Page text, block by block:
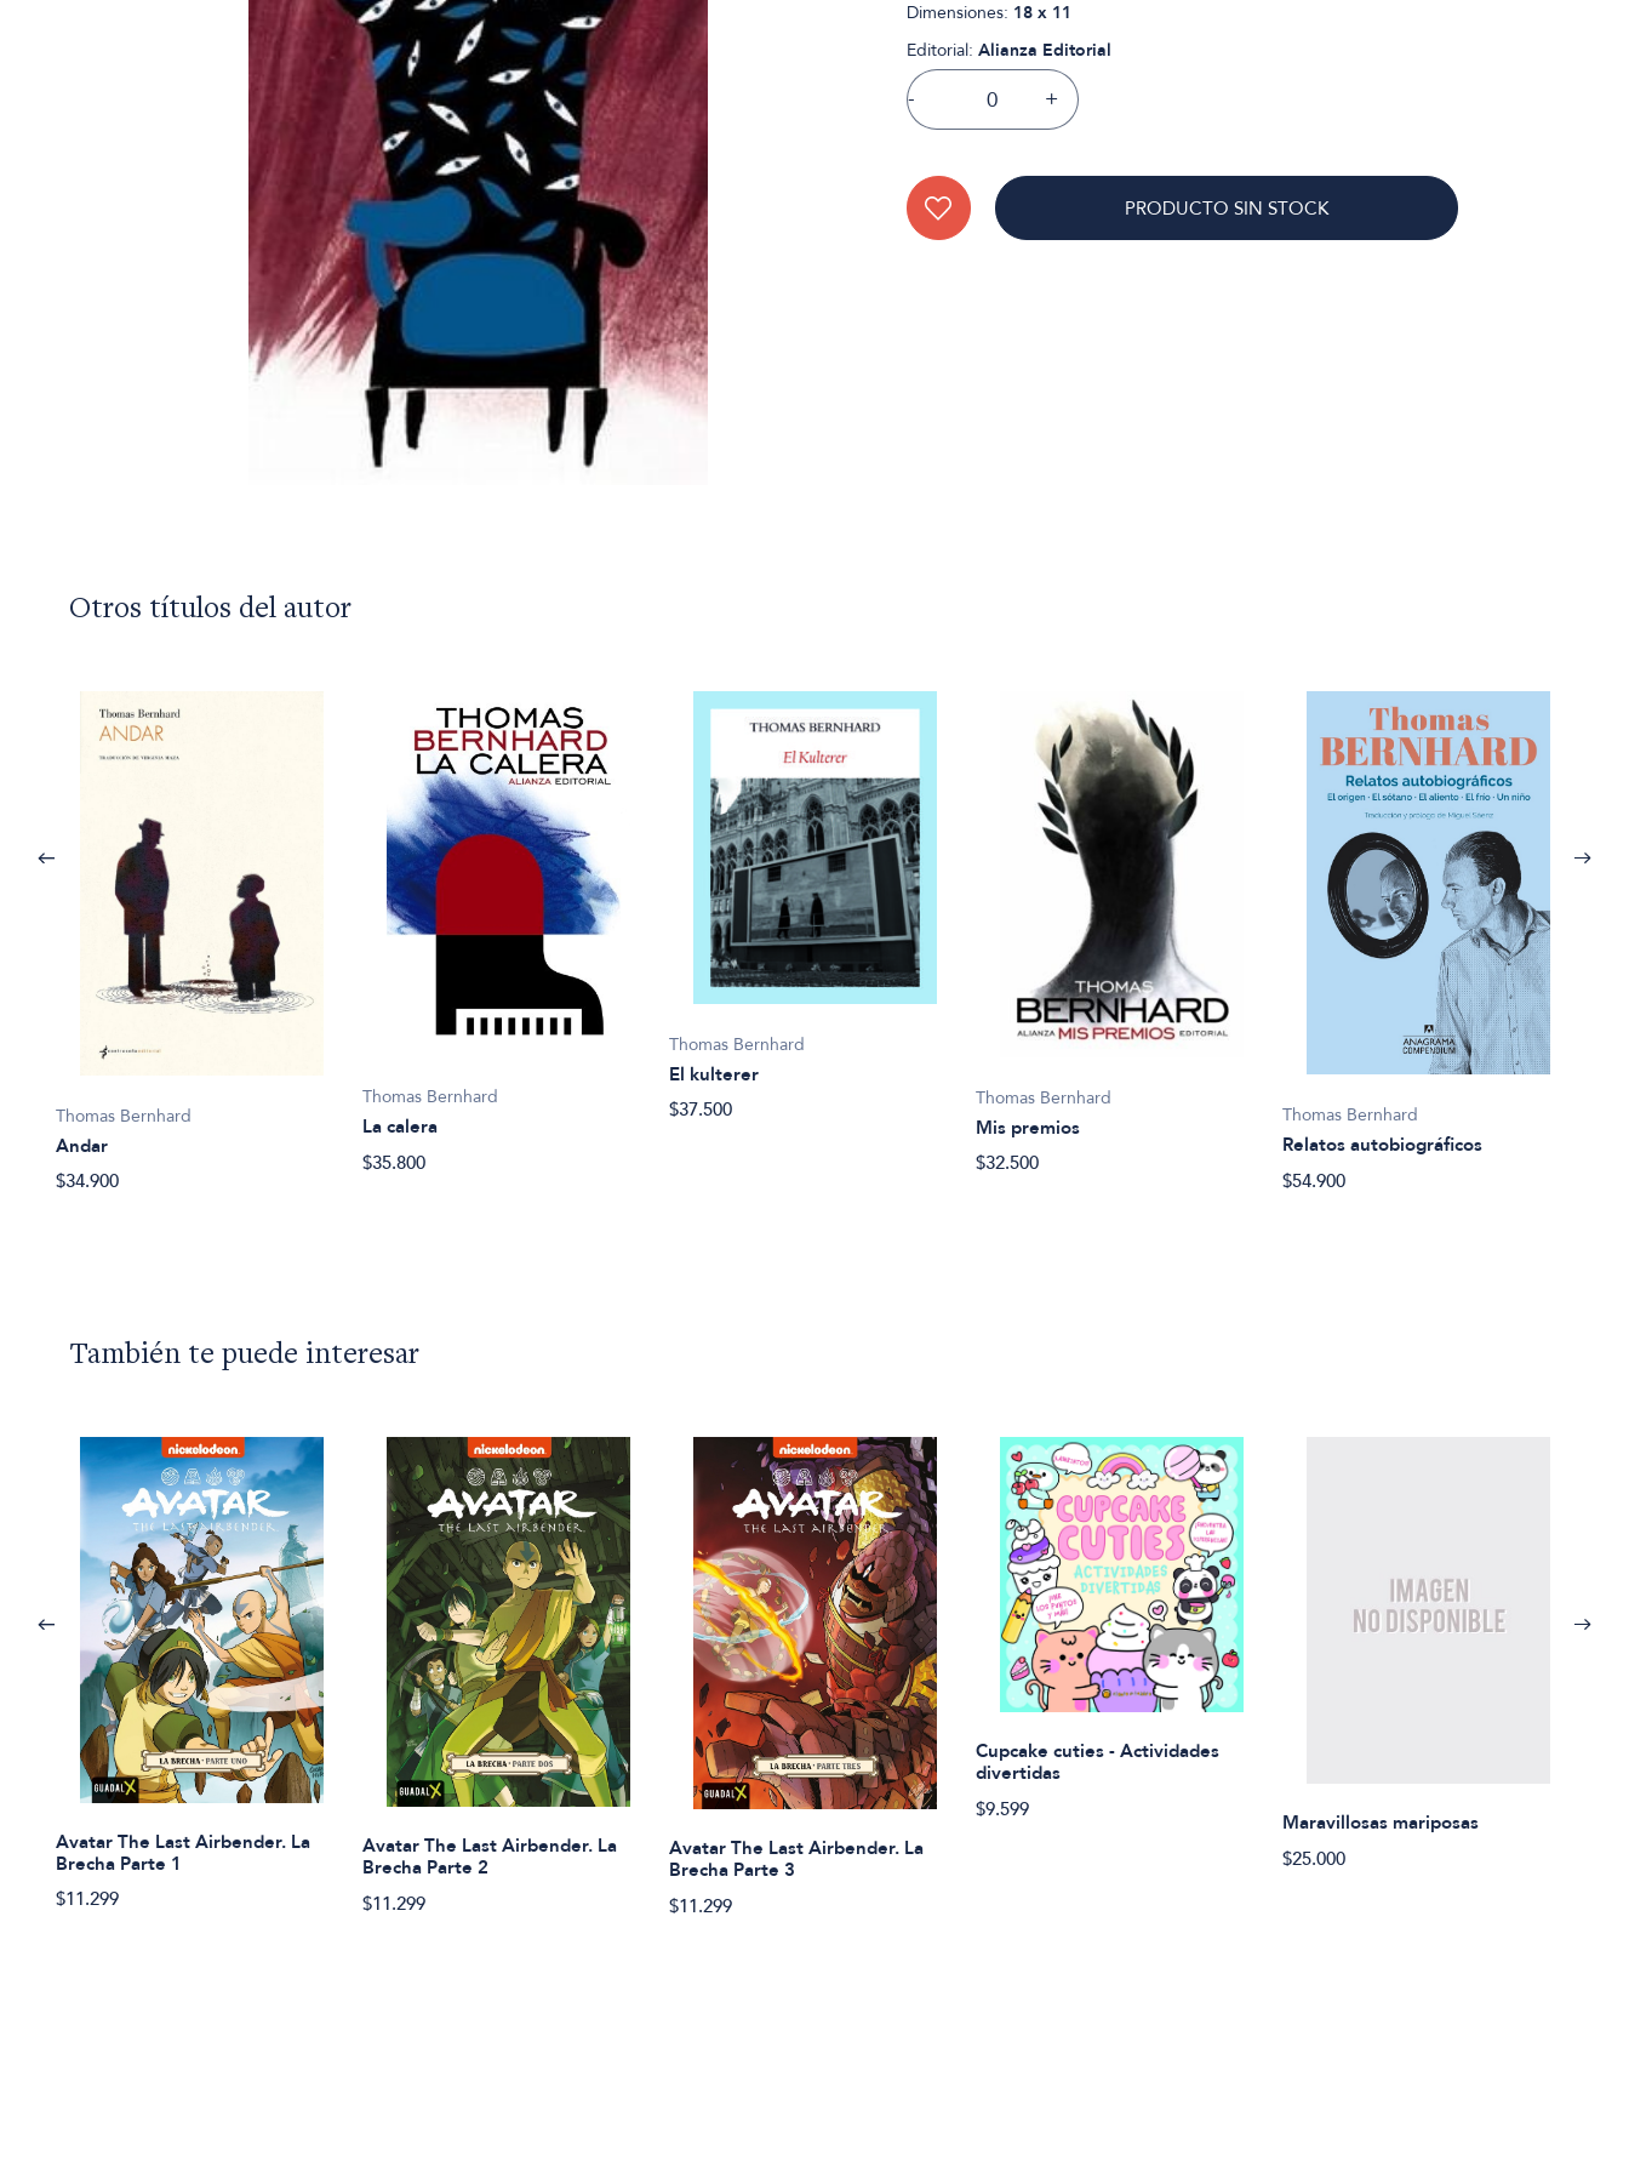
Dimensiones: 18 x 11
Editorial: Alianza Editorial
- +
PRODUCTO SIN STOCK
Otros títulos del autor
Thomas Bernhard
Andar
$34.900
Thomas Bernhard
La calera
$35.800
Thomas Bernhard
El kulterer
$37.500
Thomas Bernhard
Mis premios
$32.500
Thomas Bernhard
Relatos autobiográficos
$54.900
También te puede interesar
Avatar The Last Airbender. La
Brecha Parte 1
$11.299
Avatar The Last Airbender. La
Brecha Parte 2
$11.299
Avatar The Last Airbender. La
Brecha Parte 3
$11.299
Cupcake cuties - Actividades
divertidas
$9.599
Maravillosas mariposas
$25.000